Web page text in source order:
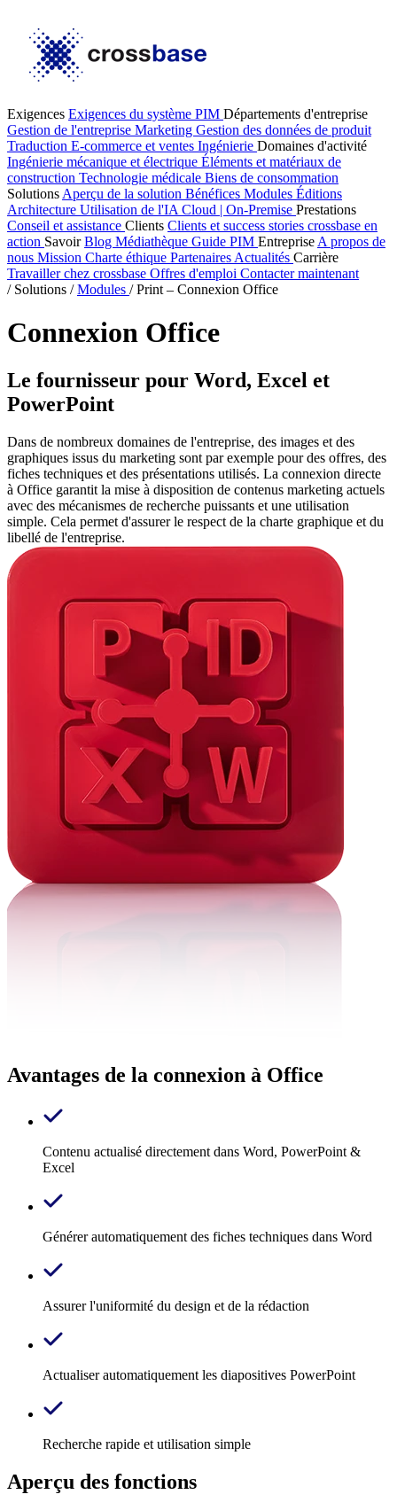
Exigences Exigences du système PIM Départements d'entreprise
Gestion de l'entreprise Marketing Gestion des données de produit
Traduction E-commerce et ventes Ingénierie Domaines d'activité
Ingénierie mécanique et électrique Éléments et matériaux de
construction Technologie médicale Biens de consommation
Solutions Aperçu de la solution Bénéfices Modules Éditions
Architecture Utilisation de l'IA Cloud | On-Premise Prestations
Conseil et assistance Clients Clients et success stories crossbase en
action SavoirBlog Médiathèque Guide PIM Entreprise A propos de
nous Mission Charte éthique Partenaires Actualités Carrière
Travailler chez crossbase Offres d'emploi Contacter maintenant
/ Solutions / Modules / Print – Connexion Office
Connexion Office
Le fournisseur pour Word, Excel et
PowerPoint
Dans de nombreux domaines de l'entreprise, des images et des
graphiques issus du marketing sont par exemple pour des offres, des
fiches techniques et des présentations utilisés. La connexion directe
à Office garantit la mise à disposition de contenus marketing actuels
avec des mécanismes de recherche puissants et une utilisation
simple. Cela permet d'assurer le respect de la charte graphique et du
libellé de l'entreprise.
Avantages de la connexion à Office
Contenu actualisé directement dans Word, PowerPoint &
Excel
Générer automatiquement des fiches techniques dans Word
Assurer l'uniformité du design et de la rédaction
Actualiser automatiquement les diapositives PowerPoint
Recherche rapide et utilisation simple
Aperçu des fonctions